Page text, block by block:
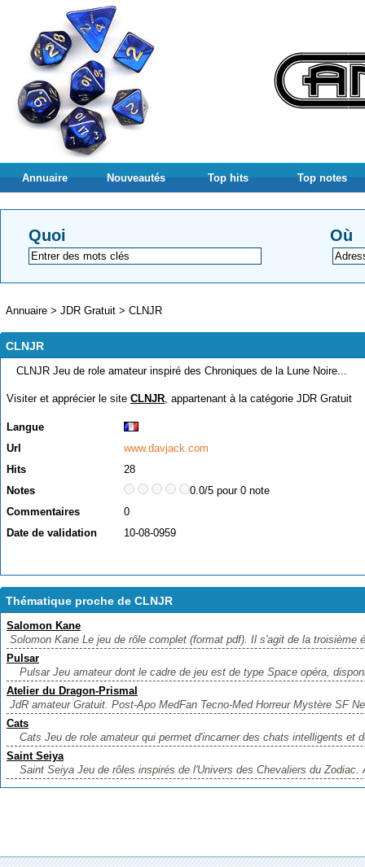
Annuaire Nouveautés Top hits Top notes
Quoi Où
Annuaire > JDR Gratuit > CLNJR
CLNJR
CLNJR Jeu de role amateur inspiré des Chroniques de la Lune Noire...
Visiter et apprécier le site CLNJR, appartenant à la catégorie JDR Gratuit
Langue
Url
www.davjack.com
Hits
28
Notes
0.0/5 pour 0 note
Commentaires
0
Date de validation
10-08-0959
Thématique proche de CLNJR
Salomon Kane
Solomon Kane Le jeu de rôle complet (format pdf). Il s'agit de la troisième
Pulsar
Pulsar Jeu amateur dont le cadre de jeu est de type Space opéra,
Atelier du Dragon-Prismal
JdR amateur Gratuit. Post-Apo MedFan Tecno-Med Horreur Mystère SF
Cats
Cats Jeu de role amateur qui permet d'incarner des chats intelligents et
Saint Seiya
Saint Seiya Jeu de rôles inspirés de l'Univers des Chevaliers du Zodiac.